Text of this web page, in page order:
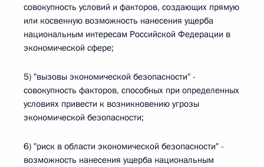
совокупность условий и факторов, создающих прямую
или косвенную возможность нанесения ущерба
национальным интересам Российской Федерации в
экономической сфере;
5) "вызовы экономической безопасности" -
совокупность факторов, способных при определенных
условиях привести к возникновению угрозы
экономической безопасности;
6) "риск в области экономической безопасности" -
возможность нанесения ущерба национальным